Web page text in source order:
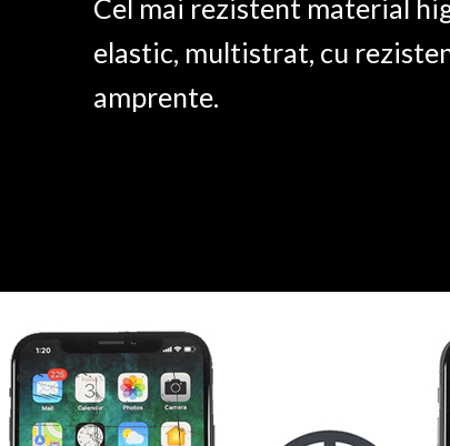
Cel mai rezistent material
elastic, multistrat, cu
amprente.